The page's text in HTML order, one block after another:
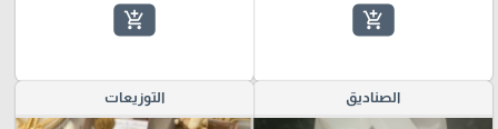
add_shopping_cart
add_shopping_cart
الصناديق التوزيعات